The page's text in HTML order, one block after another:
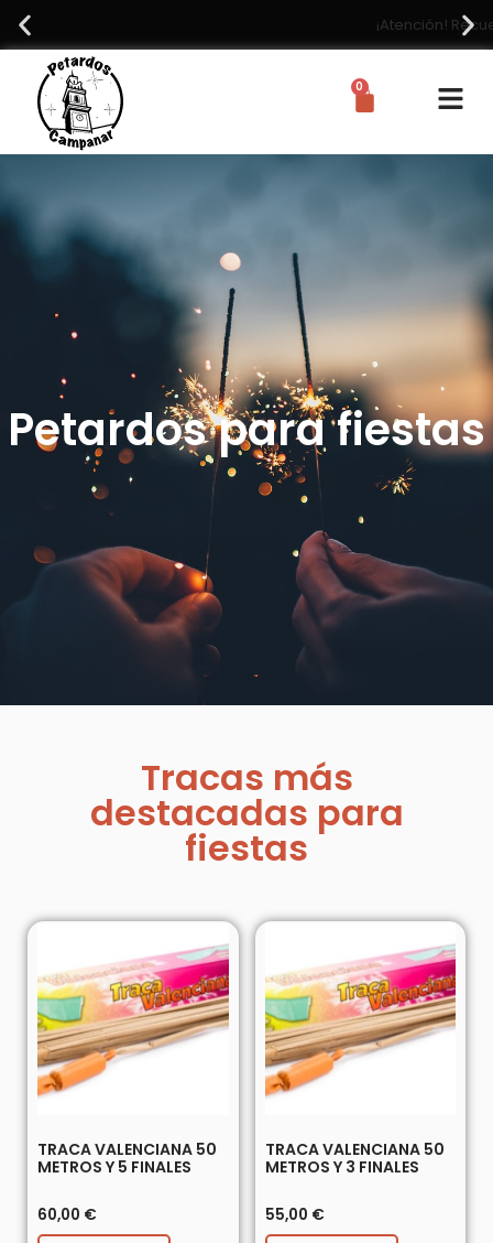
¡Atención! Recuerda que no podemos hacer envíos
0
Petardos para fiestas
Tracas más
destacadas para
fiestas
TRACA VALENCIANA 50
METROS Y 5 FINALES
60,00 €
TRACA VALENCIANA 50
METROS Y 3 FINALES
55,00 €